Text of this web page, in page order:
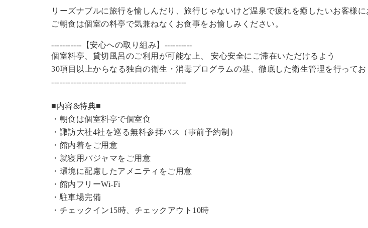
リーズナブルに旅行を愉しんだり、旅行じゃないけど温泉で疲れを癒したいお客様に
ご朝食は個室の料亭で気兼ねなくお食事をお愉しみください。
-----------【安心への取り組み】----------
個室料亭、貸切風呂のご利用が可能な上、 安心安全にご滞在いただけるよう
30項目以上からなる独自の衛生・消毒プログラムの基、徹底した衛生管理を行ってお
-------------------------------------------------
■内容&特典■
・朝食は個室料亭で個室食
・諏訪大社4社を巡る無料参拝バス（事前予約制）
・館内着をご用意
・就寝用パジャマをご用意
・環境に配慮したアメニティをご用意
・館内フリーWi-Fi
・駐車場完備
・チェックイン15時、チェックアウト10時